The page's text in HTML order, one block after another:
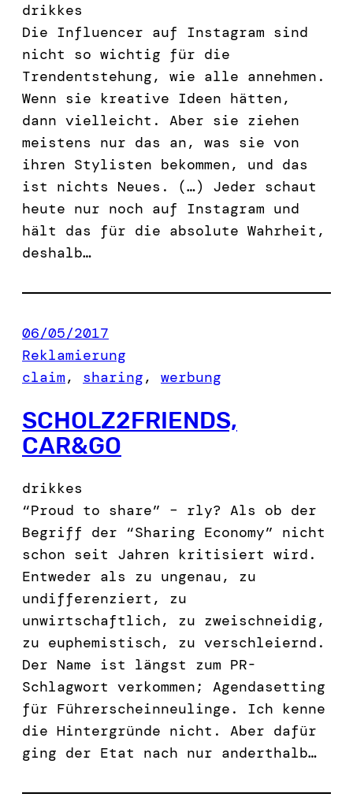
drikkes
Die Influencer auf Instagram sind
nicht so wichtig für die
Trendentstehung, wie alle annehmen.
Wenn sie kreative Ideen hätten,
dann vielleicht. Aber sie ziehen
meistens nur das an, was sie von
ihren Stylisten bekommen, und das
ist nichts Neues. (…) Jeder schaut
heute nur noch auf Instagram und
hält das für die absolute Wahrheit,
deshalb…
06/05/2017
Reklamierung
claim, sharing, werbung
SCHOLZ2FRIENDS,
CAR&GO
drikkes
“Proud to share” – rly? Als ob der
Begriff der “Sharing Economy” nicht
schon seit Jahren kritisiert wird.
Entweder als zu ungenau, zu
undifferenziert, zu
unwirtschaftlich, zu zweischneidig,
zu euphemistisch, zu verschleiernd.
Der Name ist längst zum PR-
Schlagwort verkommen; Agendasetting
für Führerscheinneulinge. Ich kenne
die Hintergründe nicht. Aber dafür
ging der Etat nach nur anderthalb…